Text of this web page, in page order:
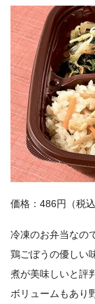
価格：486円（税
冷凍のお弁当なの
鶏ごぼうの優しい
煮が美味しいと評
ボリュームもあり